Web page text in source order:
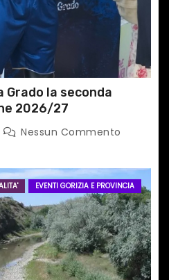
Grado la seconda
2026/27
Nessun Commento
EVENTI GORIZIA E PROVINCIA